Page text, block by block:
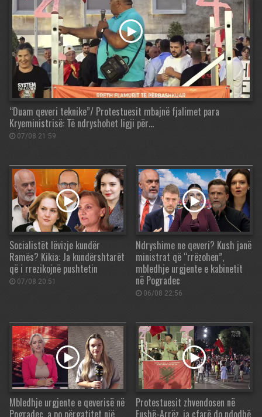
“Duam qeveri teknike”/ Protestuesit mbajnë fjalimet para
Kryeministrisë: Të ndryshohet ligji për…
07/08 21:59
Socialistët lëvizje kundër
Ramës? Kikia: Ja kundërshtarët
që i rrezikojnë pushtetin
07/08 20:51
Ndryshime ne qeveri? Kush janë
ministrat që “rrëzohen”,
mbledhje urgjente e kabinetit
në Pogradec
06/08 22:56
Mbledhje urgjente e qeverisë në
Pogradec, a po përgatitet një
Protestuesit zhvendosen në
Fushë-Arrëz, ja çfarë do ndodhë